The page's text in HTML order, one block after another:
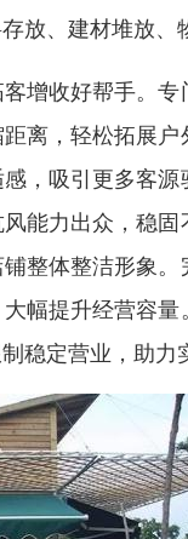
放、建材堆放、
增收好帮手。
离，轻松拓展
，吸引更多客
能力出众，稳
整体整洁形象
幅提升经营容
稳定营业，助力